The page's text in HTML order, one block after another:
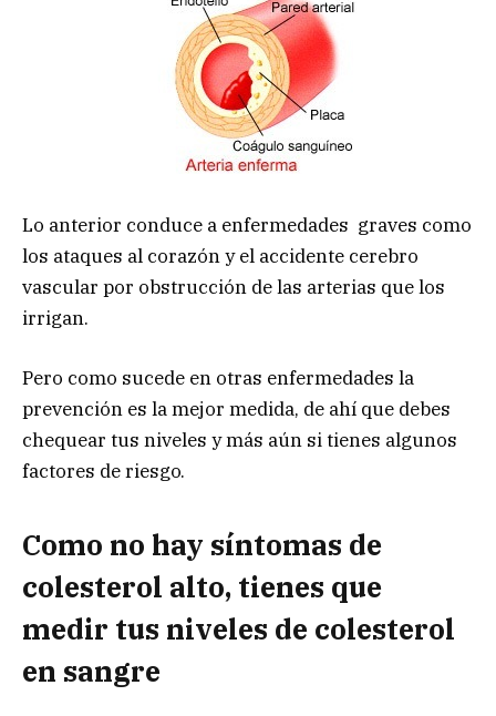
Lo anterior conduce a enfermedades graves como
los ataques al corazón y el accidente cerebro
vascular por obstrucción de las arterias que los
irrigan.
Pero como sucede en otras enfermedades la
prevención es la mejor medida, de ahí que debes
chequear tus niveles y más aún si tienes algunos
factores de riesgo.
Como no hay síntomas de
colesterol alto, tienes que
medir tus niveles de colesterol
en sangre